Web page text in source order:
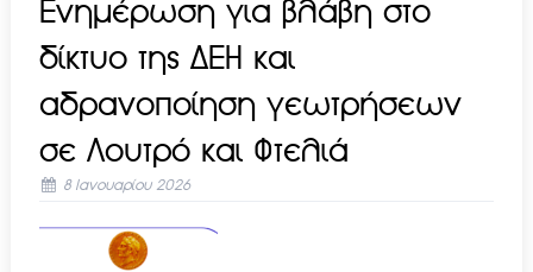
Ενημέρωση για βλάβη στο
δίκτυο της ΔΕΗ και
αδρανοποίηση γεωτρήσεων
σε Λουτρό και Φτελιά
8 Ιανουαρίου 2026